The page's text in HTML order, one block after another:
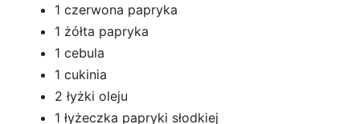
1 czerwona papryka
1 żółta papryka
1 cebula
1 cukinia
2 łyżki oleju
1 łyżeczka papryki słodkiej